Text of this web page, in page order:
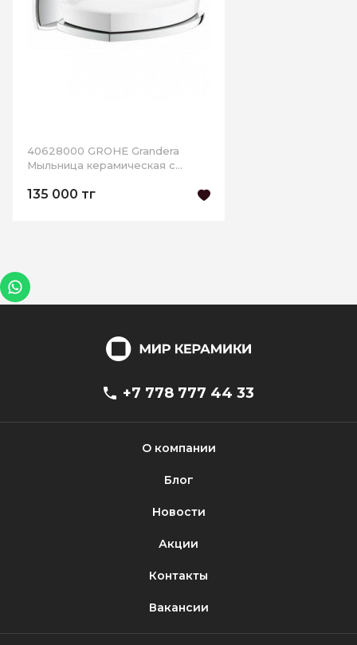
40628000 GROHE Grandera
Мыльница керамическая с
135 000 тг
+7 778 777 44 33
О компании
Блог
Новости
Акции
Контакты
Вакансии